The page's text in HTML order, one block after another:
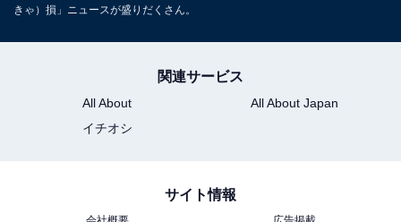
きゃ）損」ニュースが盛りだくさん。
関連サービス
All About
All About Japan
イチオシ
サイト情報